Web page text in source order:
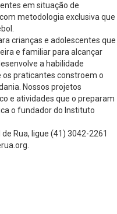
em situação de
metodologia exclusiva que
crianças e adolescentes que
e familiar para alcançar
a habilidade
praticantes constroem o
Nossos projetos
e atividades que o preparam
o fundador do Instituto
Rua, ligue (41) 3042-2261